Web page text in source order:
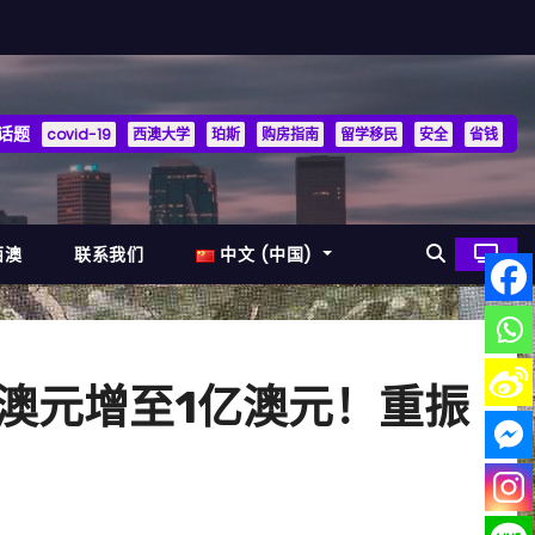
题 covid-19 西澳大学 珀斯 购房指南 留学移民 安全 省钱
澳 联系我们 中文 (中国)
元增至1亿澳元！重振